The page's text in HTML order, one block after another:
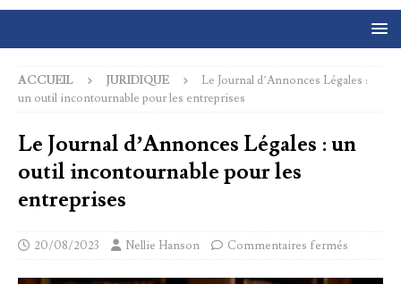
ACCUEIL JURIDIQUE
Le Journal d’Annonces Légales :
un outil incontournable pour les entreprises
Le Journal d’Annonces Légales : un
outil incontournable pour les
entreprises
20/08/2023 Nellie Hanson Commentaires fermés